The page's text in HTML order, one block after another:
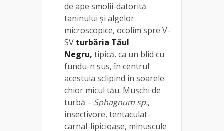
de ape smolii-datorită
taninului și algelor
microscopice, ocolim spre V-
SV turbăria Tăul
Negru, tipică, ca un blid cu
fundu-n sus, în centrul
acestuia sclipind în soarele
chior micul tău. Mușchi de
turbă – Sphagnum sp.,
insectivore, tentaculat-
carnal-lipicioase, minuscule